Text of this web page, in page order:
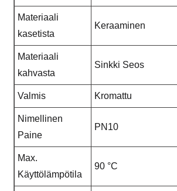
Materiaali
kasetista
Keraaminen
Materiaali
kahvasta
Sinkki Seos
Valmis Kromattu
Nimellinen
Paine
PN10
Max.
Käyttölämpötila
90 °C